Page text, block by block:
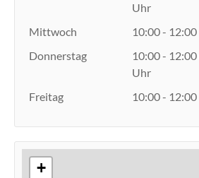
Uhr
Mittwoch
10:00 - 12:00
Donnerstag
10:00 -
Uhr
Freitag
10:00 - 12:00
+